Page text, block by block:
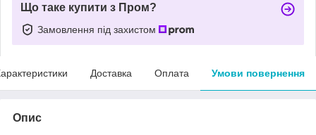
Що таке купити з Пром?
Замовлення під захистом
Доставка Оплата Умови повернення
Опис